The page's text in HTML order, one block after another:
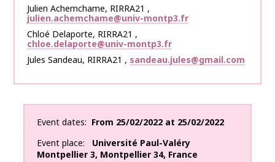
Julien Achemchame, RIRRA21 ,
julien.achemchame@univ-montp3.fr
Chloé Delaporte, RIRRA21 ,
chloe.delaporte@univ-montp3.fr
Jules Sandeau, RIRRA21 , sandeau.jules@gmail.com
Event dates From 25/02/2022 at 25/02/2022
Event place
Université Paul-Valéry
Montpellier 3, Montpellier 34, France